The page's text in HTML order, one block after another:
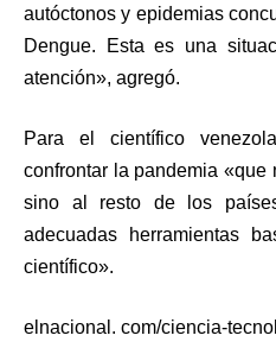
autóctonos y epidemias
Dengue. Esta es una
atención», agregó.
Para el científico
confrontar la pandemia «que
sino al resto de los
adecuadas herramientas
científico».
elnacional. com/ciencia-